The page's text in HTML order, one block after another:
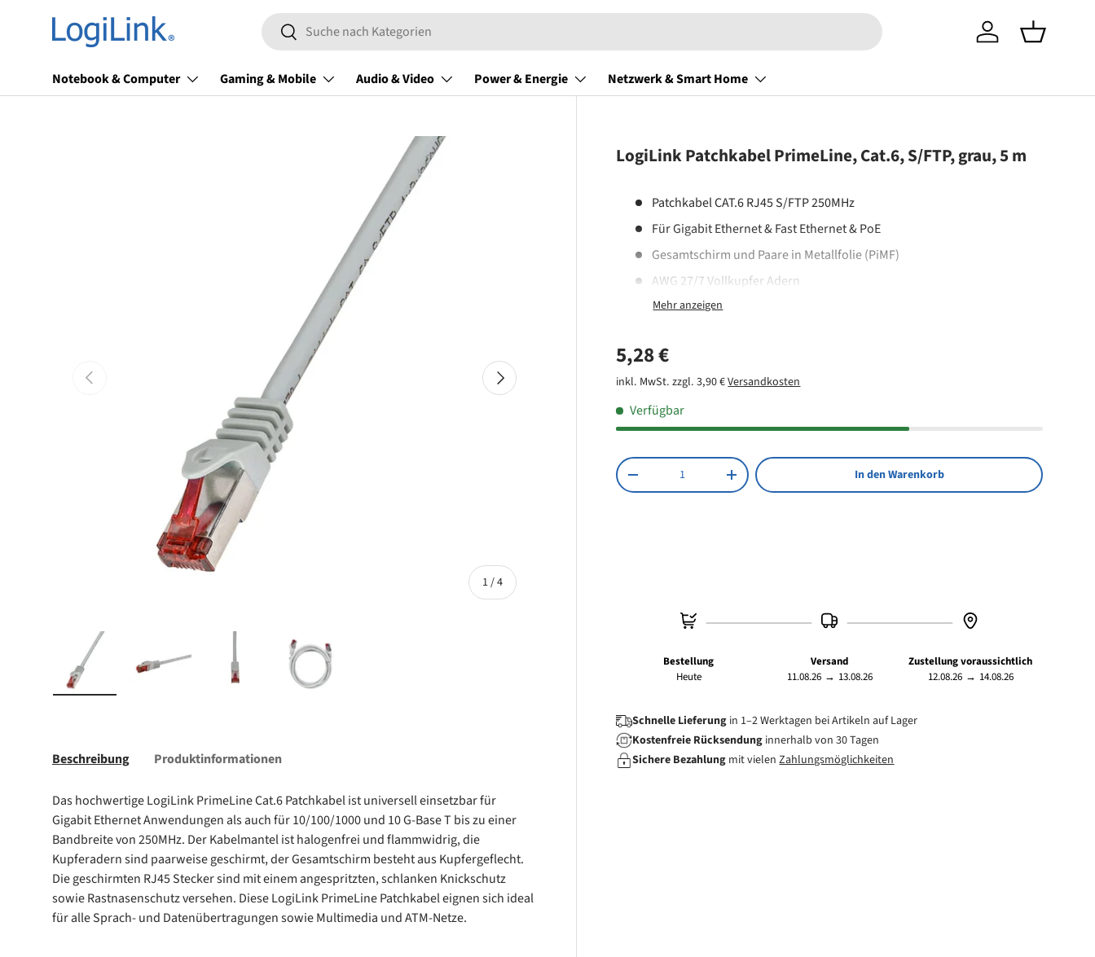
Direkt zum Inhalt
Suchen
Suchen Einloggen
Notebook & Computer Gaming & Mobile Audio & Video Power & Energie Netzwerk & Smart Home
Vorherige
1/von
4
Nächste
LogiLink Patchkabel PrimeLine, Cat.6, S/FTP, grau, 5 m
Patchkabel CAT.6 RJ45 S/FTP 250MHz
Für Gigabit Ethernet & Fast Ethernet & PoE
Gesamtschirm und Paare in Metallfolie (PiMF)
AWG 27/7 Vollkupfer Adern
LSZH (halogenfrei u. flammwidrig), IEC60332-1-2
Normaler Preis
5,28 €
inkl. MwSt. zzgl. 3,90 €Versandkosten
Verfügbar
Anzahl
Menge verringern
Menge erhöhen In den Warenkorb
Bestellung
Heute
Versand
11.08.26 → 13.08.26
Zustellung voraussichtlich
12.08.26 → 14.08.26
Schnelle Lieferung in 1–2 Werktagen bei Artikeln auf Lager
Kostenfreie Rücksendung innerhalb von 30 Tagen
Sichere Bezahlung mit vielenZahlungsmöglichkeiten
Beschreibung Produktinformationen
Das hochwertige LogiLink PrimeLine Cat.6 Patchkabel ist universell einsetzbar für
Gigabit Ethernet Anwendungen als auch für 10/100/1000 und 10 G-Base T bis zu einer
Bandbreite von 250MHz. Der Kabelmantel ist halogenfrei und flammwidrig, die
Kupferadern sind paarweise geschirmt, der Gesamtschirm besteht aus Kupfergeflecht.
Die geschirmten RJ45 Stecker sind mit einem angespritzten, schlanken Knickschutz
sowie Rastnasenschutz versehen. Diese LogiLink PrimeLine Patchkabel eignen sich ideal
für alle Sprach- und Datenübertragungen sowie Multimedia und ATM-Netze.